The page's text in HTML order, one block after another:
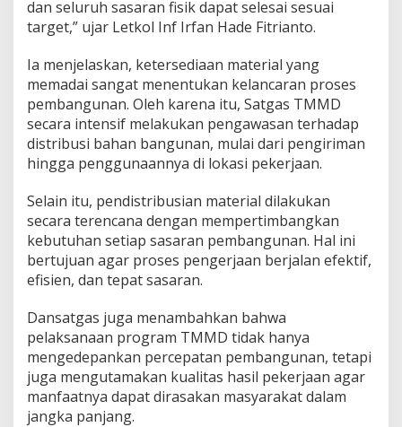
dan seluruh sasaran fisik dapat selesai sesuai
target,” ujar Letkol Inf Irfan Hade Fitrianto.
Ia menjelaskan, ketersediaan material yang
memadai sangat menentukan kelancaran proses
pembangunan. Oleh karena itu, Satgas TMMD
secara intensif melakukan pengawasan terhadap
distribusi bahan bangunan, mulai dari pengiriman
hingga penggunaannya di lokasi pekerjaan.
Selain itu, pendistribusian material dilakukan
secara terencana dengan mempertimbangkan
kebutuhan setiap sasaran pembangunan. Hal ini
bertujuan agar proses pengerjaan berjalan efektif,
efisien, dan tepat sasaran.
Dansatgas juga menambahkan bahwa
pelaksanaan program TMMD tidak hanya
mengedepankan percepatan pembangunan, tetapi
juga mengutamakan kualitas hasil pekerjaan agar
manfaatnya dapat dirasakan masyarakat dalam
jangka panjang.